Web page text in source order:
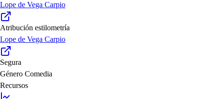
Lope de Vega Carpio
Atribución estilometría
Lope de Vega Carpio
Segura
Género Comedia
Recursos